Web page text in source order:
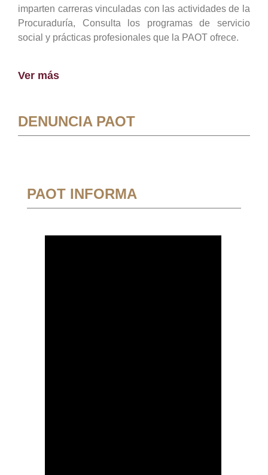
imparten carreras vinculadas con las actividades de la
Procuraduría, Consulta los programas de servicio
social y prácticas profesionales que la PAOT ofrece.
Ver más
DENUNCIA PAOT
PAOT INFORMA